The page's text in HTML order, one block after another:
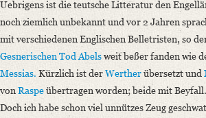
Uebrigens ist die teutsche Litteratur den
noch ziemlich unbekannt und vor 2 Jahren
mit verschiedenen Englischen Belletristen, so
GesnerischenTod Abelsweit beßer fanden wie
Messias. Kürzlich ist derWertherübersetzt und
vonRaspeübertragen worden; beide mit
Doch ich habe schon viel unnützes Zeug